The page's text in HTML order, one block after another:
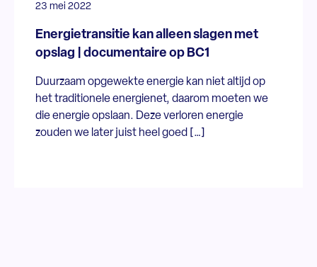
23 mei 2022
Energietransitie kan alleen slagen met
opslag | documentaire op BC1
Duurzaam opgewekte energie kan niet altijd op
het traditionele energienet, daarom moeten we
die energie opslaan. Deze verloren energie
zouden we later juist heel goed […]